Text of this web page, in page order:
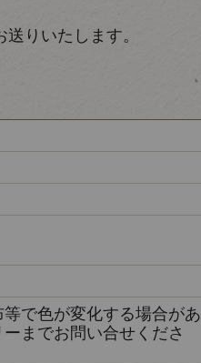
りいたします。
で色が変化する場合があ
までお問い合せくださ